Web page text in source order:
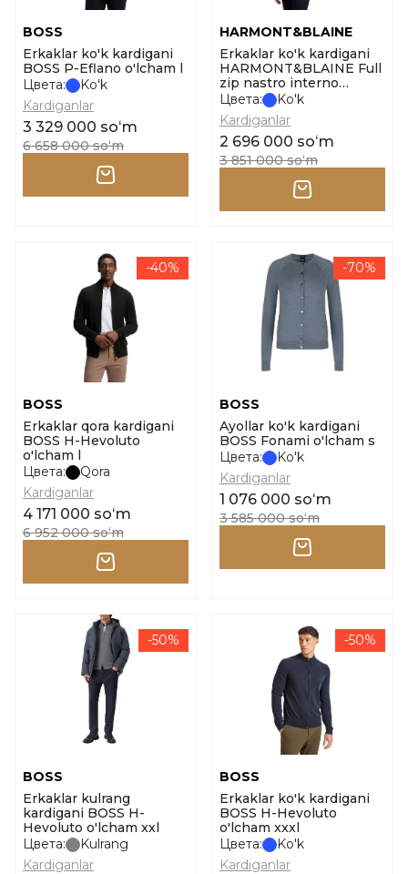
BOSS
Erkaklar ko'k kardigani
BOSS P-Eflano o'lcham l
Цвета:
Ko'k
Kardiganlar
3 329 000 soʻm
6 658 000 soʻm
HARMONT&BLAINE
Erkaklar ko'k kardigani
HARMONT&BLAINE Full
zip nastro interno
o'lcham m
Цвета:
Ko'k
Kardiganlar
2 696 000 soʻm
3 851 000 soʻm
-40%
BOSS
Erkaklar qora kardigani
BOSS H-Hevoluto
o'lcham l
Цвета:
Qora
Kardiganlar
4 171 000 soʻm
6 952 000 soʻm
-70%
BOSS
Ayollar ko'k kardigani
BOSS Fonami o'lcham s
Цвета:
Ko'k
Kardiganlar
1 076 000 soʻm
3 585 000 soʻm
-50%
BOSS
Erkaklar kulrang
kardigani BOSS H-
Hevoluto o'lcham xxl
Цвета:
Kulrang
Kardiganlar
-50%
BOSS
Erkaklar ko'k kardigani
BOSS H-Hevoluto
o'lcham xxxl
Цвета:
Ko'k
Kardiganlar